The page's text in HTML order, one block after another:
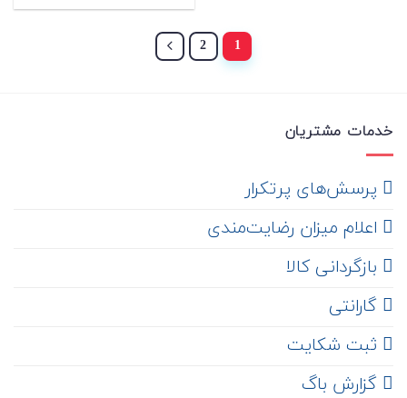
1
2
خدمات مشتریان
‌ پرسش‌های پرتکرار
اعلام میزان رضایت‌مندی
‌ بازگردانی کالا
گارانتی
ثبت شکایت
‌ گزارش باگ